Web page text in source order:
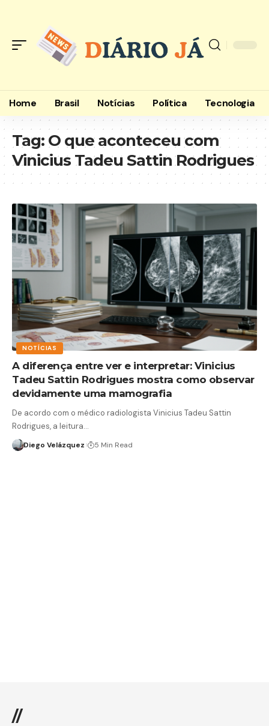
Home Brasil Notícias Política Tecnologia
Tag: O que aconteceu com
Vinicius Tadeu Sattin Rodrigues
NOTÍCIAS
A diferença entre ver e interpretar: Vinicius
Tadeu Sattin Rodrigues mostra como observar
devidamente uma mamografia
De acordo com o médico radiologista Vinicius Tadeu Sattin
Rodrigues, a leitura…
Diego Velázquez 5 Min Read
//